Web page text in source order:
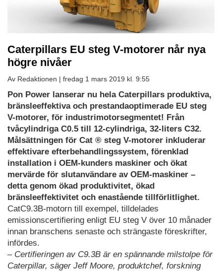
Caterpillars EU steg V-motorer når nya
högre nivåer
Av Redaktionen | fredag 1 mars 2019 kl. 9:55
Pon Power lanserar nu hela Caterpillars produktiva,
bränsleeffektiva och prestandaoptimerade EU steg
V-motorer, för industrimotorsegmentet! Från
tvåcylindriga C0.5 till 12-cylindriga, 32-liters C32.
Målsättningen för Cat ® steg V-motorer inkluderar
effektivare efterbehandlingssystem, förenklad
installation i OEM-kunders maskiner och ökat
mervärde för slutanvändare av OEM-maskiner –
detta genom ökad produktivitet, ökad
bränsleeffektivitet och enastående tillförlitlighet.
CatC9.3B-motorn till exempel, tilldelades
emissionscertifiering enligt EU steg V över 10 månader
innan branschens senaste och strängaste föreskrifter,
infördes.
– Certifieringen av C9.3B är en spännande milstolpe för
Caterpillar, säger Jeff Moore, produktchef, forskning